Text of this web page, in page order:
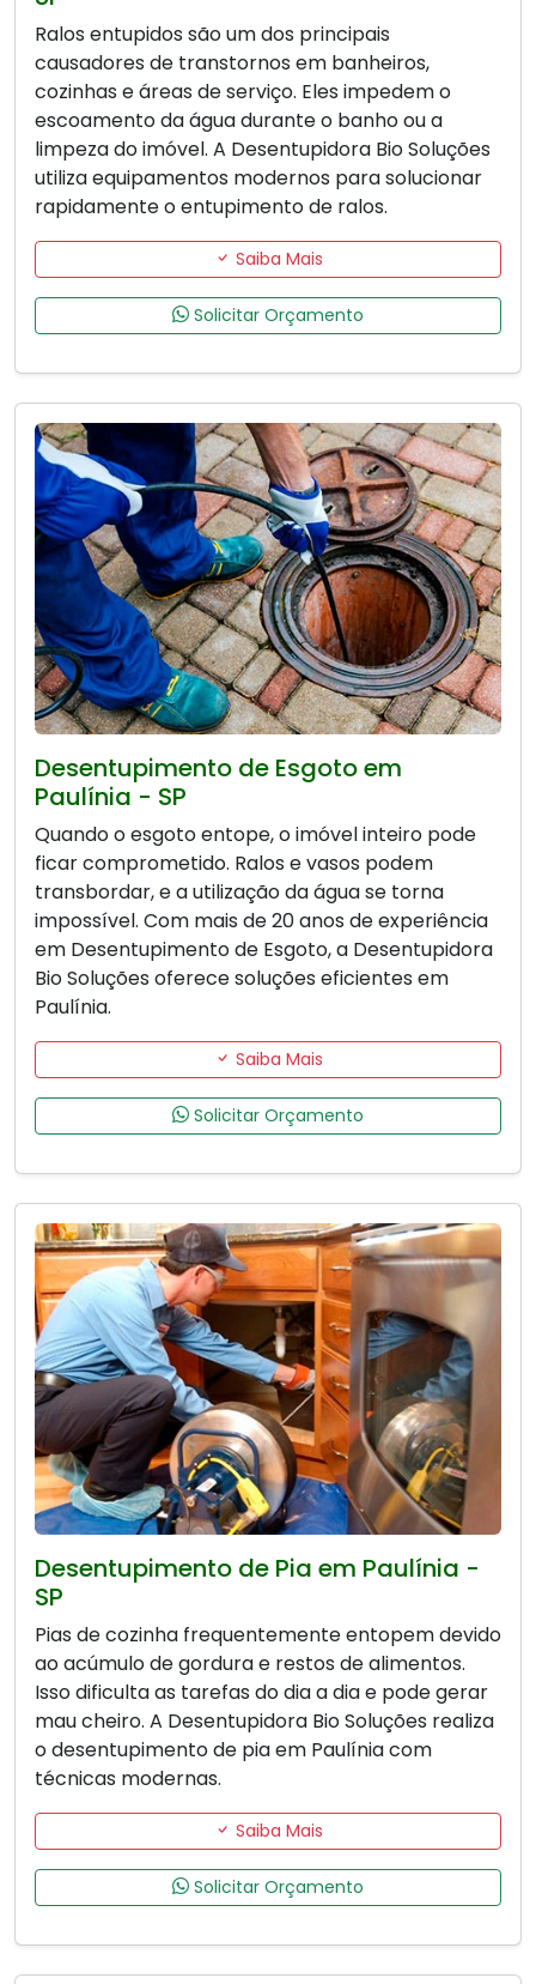
Ralos entupidos são um dos principais
causadores de transtornos em banheiros,
cozinhas e áreas de serviço. Eles impedem o
escoamento da água durante o banho ou a
limpeza do imóvel. A Desentupidora Bio Soluções
utiliza equipamentos modernos para solucionar
rapidamente o entupimento de ralos.
Saiba Mais
Solicitar Orçamento
Desentupimento de Esgoto em
Paulínia - SP
Quando o esgoto entope, o imóvel inteiro pode
ficar comprometido. Ralos e vasos podem
transbordar, e a utilização da água se torna
impossível. Com mais de 20 anos de experiência
em Desentupimento de Esgoto, a Desentupidora
Bio Soluções oferece soluções eficientes em
Paulínia.
Saiba Mais
Solicitar Orçamento
Desentupimento de Pia em Paulínia -
SP
Pias de cozinha frequentemente entopem devido
ao acúmulo de gordura e restos de alimentos.
Isso dificulta as tarefas do dia a dia e pode gerar
mau cheiro. A Desentupidora Bio Soluções realiza
o desentupimento de pia em Paulínia com
técnicas modernas.
Saiba Mais
Solicitar Orçamento